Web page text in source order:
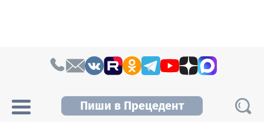
Пиши в Прецедент